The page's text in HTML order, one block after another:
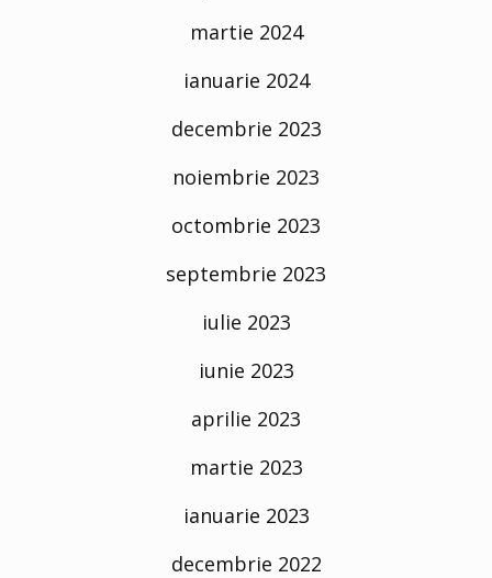
martie 2024
ianuarie 2024
decembrie 2023
noiembrie 2023
octombrie 2023
septembrie 2023
iulie 2023
iunie 2023
aprilie 2023
martie 2023
ianuarie 2023
decembrie 2022